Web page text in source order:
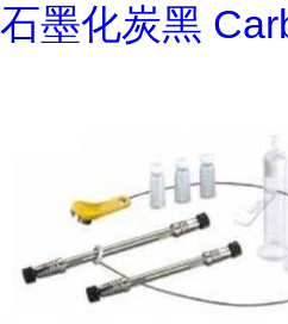
石墨化炭黑